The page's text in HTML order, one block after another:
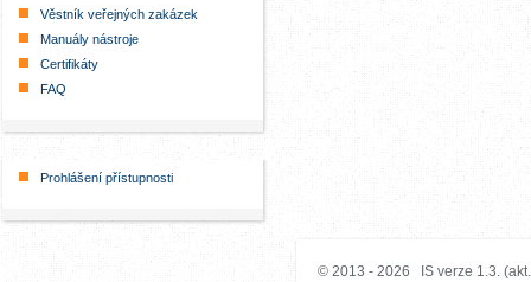
Věstník veřejných zakázek
Manuály nástroje
Certifikáty
FAQ
Prohlášení přístupnosti
© 2013 - 2026 IS verze 1.3.